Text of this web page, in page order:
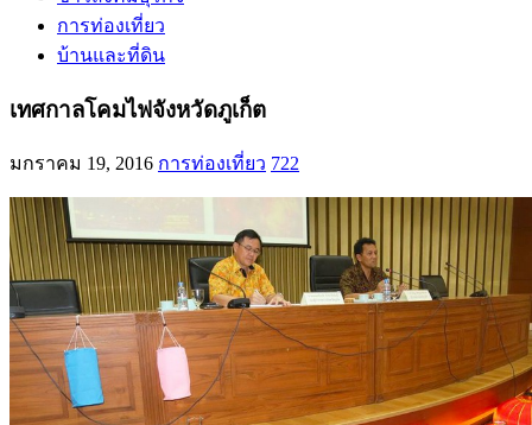
การท่องเที่ยว
บ้านและที่ดิน
เทศกาลโคมไฟจังหวัดภูเก็ต
มกราคม 19, 2016 การท่องเที่ยว 722